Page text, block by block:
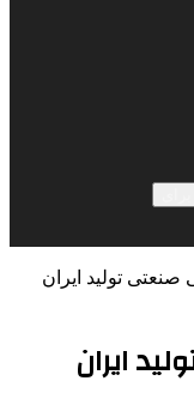
تولید ایران
ایران